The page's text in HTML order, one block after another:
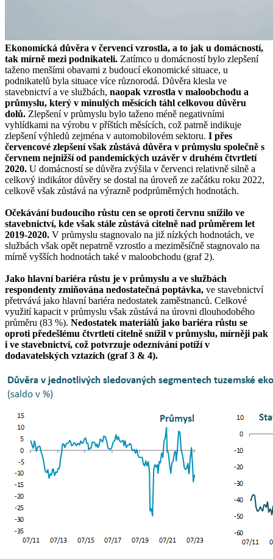
Ekonomická důvěra v červenci vzrostla, a to jak u domácností,
tak mírně mezi podnikateli. Zatímco u domácností bylo zlepšení
taženo menšími obavami z budoucí ekonomické situace, u
podnikatelů byla situace více různorodá. Důvěra klesla ve
stavebnictví a ve službách, naopak vzrostla v maloobchodu a
průmyslu, který v minulých měsících táhl celkovou důvěru
dolů. Zlepšení v průmyslu bylo taženo méně negativními
vyhlídkami na výrobu v příštích měsících, což patrně indikuje
zlepšení výhledů zejména v automobilovém sektoru. I přes
červencové zlepšení však zůstává důvěra v průmyslu společně s
červnem nejnižší od pandemických uzávěr v druhém čtvrtletí
2020. U domácností se důvěra zvýšila v červenci relativně silně a
celkový indikátor důvěry se dostal na úroveň ze začátku roku 2022,
celkově však zůstává na výrazně podprůměrných hodnotách.
Očekávání budoucího růstu cen se oproti červnu snížilo ve
stavebnictví, kde však stále zůstává citelně nad průměrem let
2019-2020. V průmyslu stagnovalo na již nízkých hodnotách, ve
službách však opět nepatrně vzrostlo a meziměsíčně stagnovalo na
mírně vyšších hodnotách také v maloobchodu (graf 2).
Jako hlavní bariéra růstu je v průmyslu a ve službách
respondenty zmiňována nedostatečná poptávka, ve stavebnictví
přetrvává jako hlavní bariéra nedostatek zaměstnanců. Celkové
využití kapacit v průmyslu však zůstává na úrovni dlouhodobého
průměru (83 %). Nedostatek materiálů jako bariéra růstu se
oproti předešlému čtvrtletí citelně snížil v průmyslu, mírněji pak
i ve stavebnictví, což potvrzuje odeznívání potíží v
dodavatelských vztazích (graf 3 & 4).